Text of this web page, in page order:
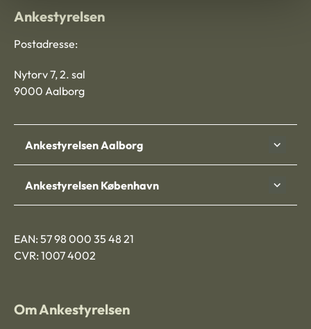
Ankestyrelsen
Postadresse:
Nytorv 7, 2. sal
9000 Aalborg
Ankestyrelsen Aalborg
Ankestyrelsen København
EAN: 57 98 000 35 48 21
CVR: 1007 4002
Om Ankestyrelsen